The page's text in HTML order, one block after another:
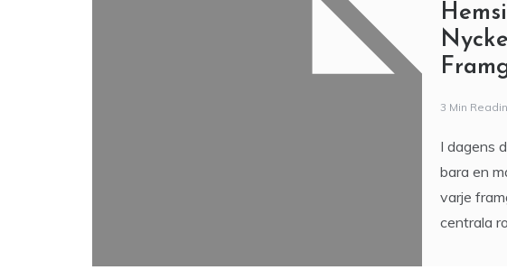
3 Min
I dagens
bara en
varje
centrala